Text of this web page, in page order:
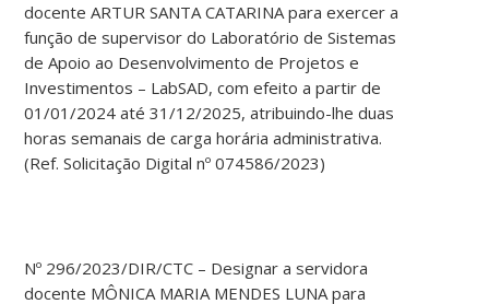
docente ARTUR SANTA CATARINA para exercer a
função de supervisor do Laboratório de Sistemas
de Apoio ao Desenvolvimento de Projetos e
Investimentos – LabSAD, com efeito a partir de
01/01/2024 até 31/12/2025, atribuindo-lhe duas
horas semanais de carga horária administrativa.
(Ref. Solicitação Digital nº 074586/2023)
Nº 296/2023/DIR/CTC – Designar a servidora
docente MÔNICA MARIA MENDES LUNA para